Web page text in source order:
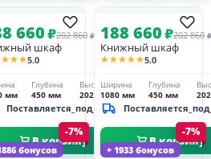
660₽202 860 ₽
шкаф
5.0
мм
Глубина
450 мм
Высота
2020 мм
Поставляется_под_заказ
В корзину
188 660₽202 860 ₽
Книжный шкаф
★★★★★5.0
Ширина
1080 мм
Глубина
450 мм
В корзину
бонусов
-7%
+ 1933 бонусов
-7%